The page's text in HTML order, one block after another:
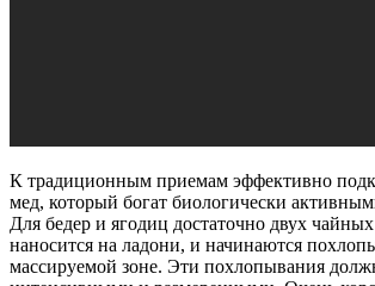
К традиционным приемам эффективно
мед, который богат биологически
Для бедер и ягодиц достаточно двух
наносится на ладони, и начинаются
массируемой зоне. Эти похлопывания